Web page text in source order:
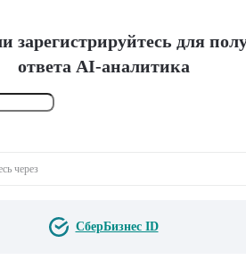
зарегистрируйтесь для
ответа AI-аналитика
через
СберБизнес ID